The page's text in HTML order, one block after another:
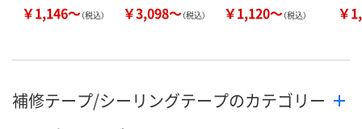
￥1,146～（税込） ￥3,098～（税込） ￥1,120～（税込） ￥
補修テープ/シーリングテープのカテゴリー